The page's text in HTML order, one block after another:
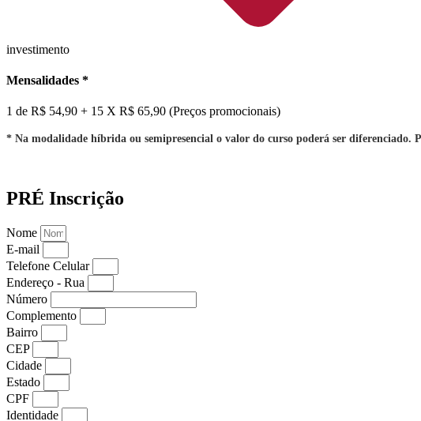
investimento
Mensalidades *
1 de R$ 54,90 + 15 X R$ 65,90 (Preços promocionais)
* Na modalidade híbrida ou semipresencial o valor do curso poderá ser
PRÉ Inscrição
Nome
E-mail
Telefone Celular
Endereço - Rua
Número
Complemento
Bairro
CEP
Cidade
Estado
CPF
Identidade